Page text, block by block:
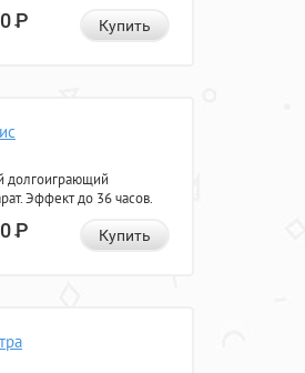
Р Купить
долгоиграющий
Эффект до 36 часов.
Р Купить